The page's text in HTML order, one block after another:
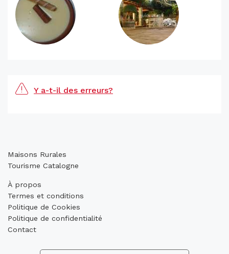
Y a-t-il des erreurs?
Maisons Rurales
Tourisme Catalogne
À propos
Termes et conditions
Politique de Cookies
Politique de confidentialité
Contact